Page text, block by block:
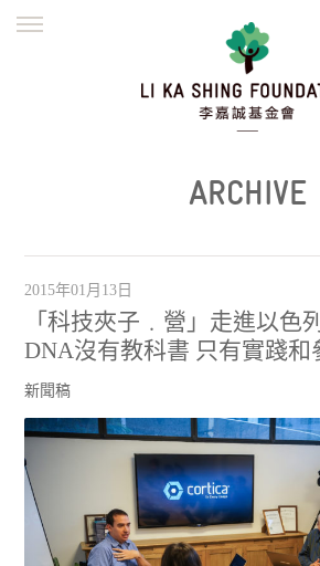
繁體
ARCHIVE
2015年01月13日
「科技夾子﹒營」走進以色
DNA沒有教科書 只有實踐和
新聞稿